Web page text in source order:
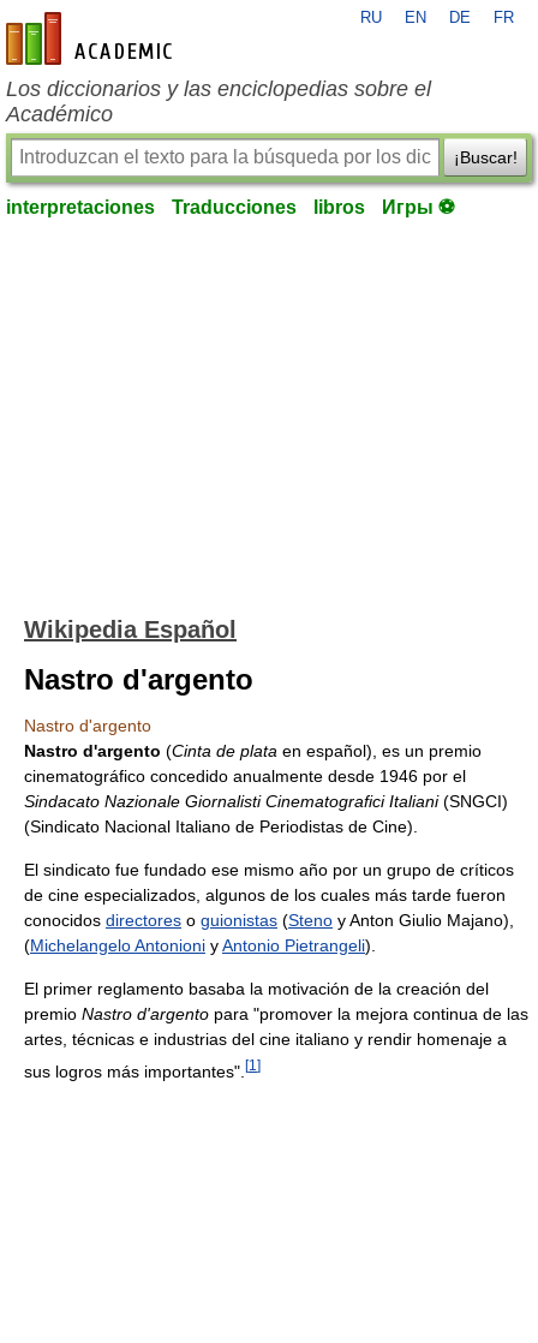
es-academic.com
RU EN DE FR
Los diccionarios y las enciclopedias sobre el
Académico
¡Buscar!
interpretaciones Traducciones libros Игры ⚽
Wikipedia Español
Nastro d'argento
Nastro d'argento
Nastro d'argento (Cinta de plata en español), es un premio
cinematográfico concedido anualmente desde 1946 por el
Sindacato Nazionale Giornalisti Cinematografici Italiani(SNGCI)
(Sindicato Nacional Italiano de Periodistas de Cine).
El sindicato fue fundado ese mismo año por un grupo de críticos
de cine especializados, algunos de los cuales más tarde fueron
conocidos directores o guionistas (Steno y Anton Giulio Majano),
(Michelangelo Antonioni yAntonio Pietrangeli).
El primer reglamento basaba la motivación de la creación del
premio Nastro d'argento para "promover la mejora continua de las
artes, técnicas e industrias del cine italiano y rendir homenaje a
sus logros más importantes". [1 ]